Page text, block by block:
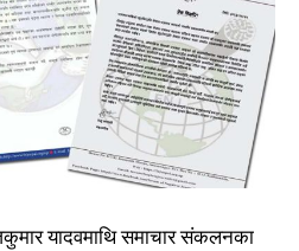
यादवमाथि समाचार संकलनका